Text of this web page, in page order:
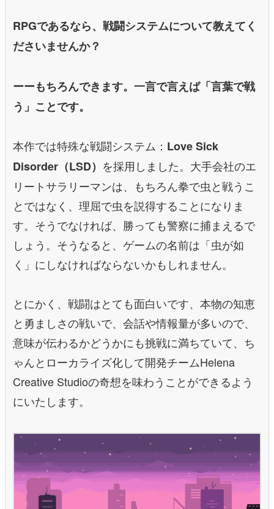
RPGであるなら、戦闘システムについて教えてく
ださいませんか？
ーーもちろんできます。一言で言えば「言葉で戦
う」ことです。
本作では特殊な戦闘システム： Love Sick
Disorder（LSD） を採用しました。大手会社のエ
リートサラリーマンは、もちろん拳で虫と戦うこ
とではなく、理屈で虫を説得することになりま
す。そうでなければ、勝っても警察に捕まえるで
しょう。そうなると、ゲームの名前は「虫が如
く」にしなければならないかもしれません。
とにかく、戦闘はとても面白いです、本物の知恵
と勇ましさの戦いで、会話や情報量が多いので、
意味が伝わるかどうかにも挑戦に満ちていて、ち
ゃんとローカライズ化して開発チームHelena
Creative Studioの奇想を味わうことができるよう
にいたします。